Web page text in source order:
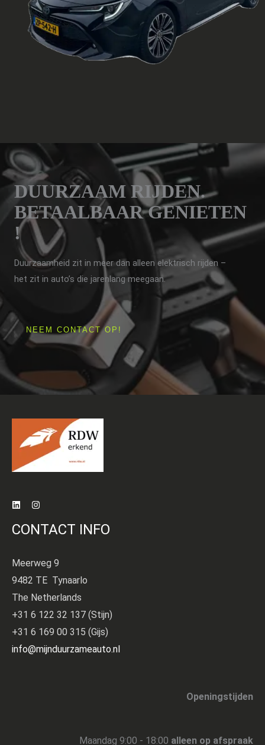
DUURZAAM RIJDEN.
BETAALBAAR GENIETEN
!
Duurzaamheid zit in meer dan alleen elektrisch rijden –
het zit in auto’s die jarenlang meegaan.
NEEM CONTACT OP!
CONTACT INFO
Meerweg 9
9482 TE Tynaarlo
The Netherlands
+31 6 122 32 137 (Stijn)
+31 6 169 00 315 (Gijs)
info@mijnduurzameauto.nl
Openingstijden
Maandag 9:00 - 18:00 alleen op afspraak